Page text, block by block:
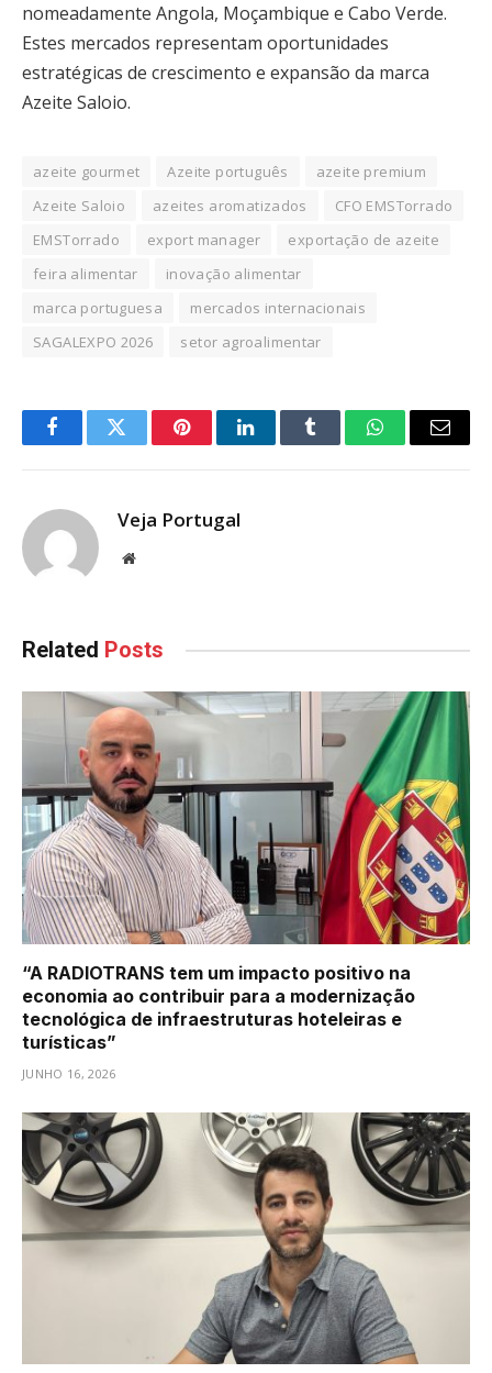
nomeadamente Angola, Moçambique e Cabo Verde.
Estes mercados representam oportunidades
estratégicas de crescimento e expansão da marca
Azeite Saloio.
azeite gourmet Azeite português
azeite premium
Azeite Saloio
azeites aromatizados
CFO EMSTorrado
EMSTorrado
export manager
exportação de azeite
feira alimentar
inovação alimentar
marca portuguesa
mercados internacionais
SAGALEXPO 2026
setor agroalimentar
FacebookTwitter PinterestLinkedInTumblr WhatsAppEmail
Veja Portugal
Website
Related Posts
“A RADIOTRANS tem um impacto positivo na
economia ao contribuir para a modernização
tecnológica de infraestruturas hoteleiras e
turísticas”
JUNHO 16, 2026